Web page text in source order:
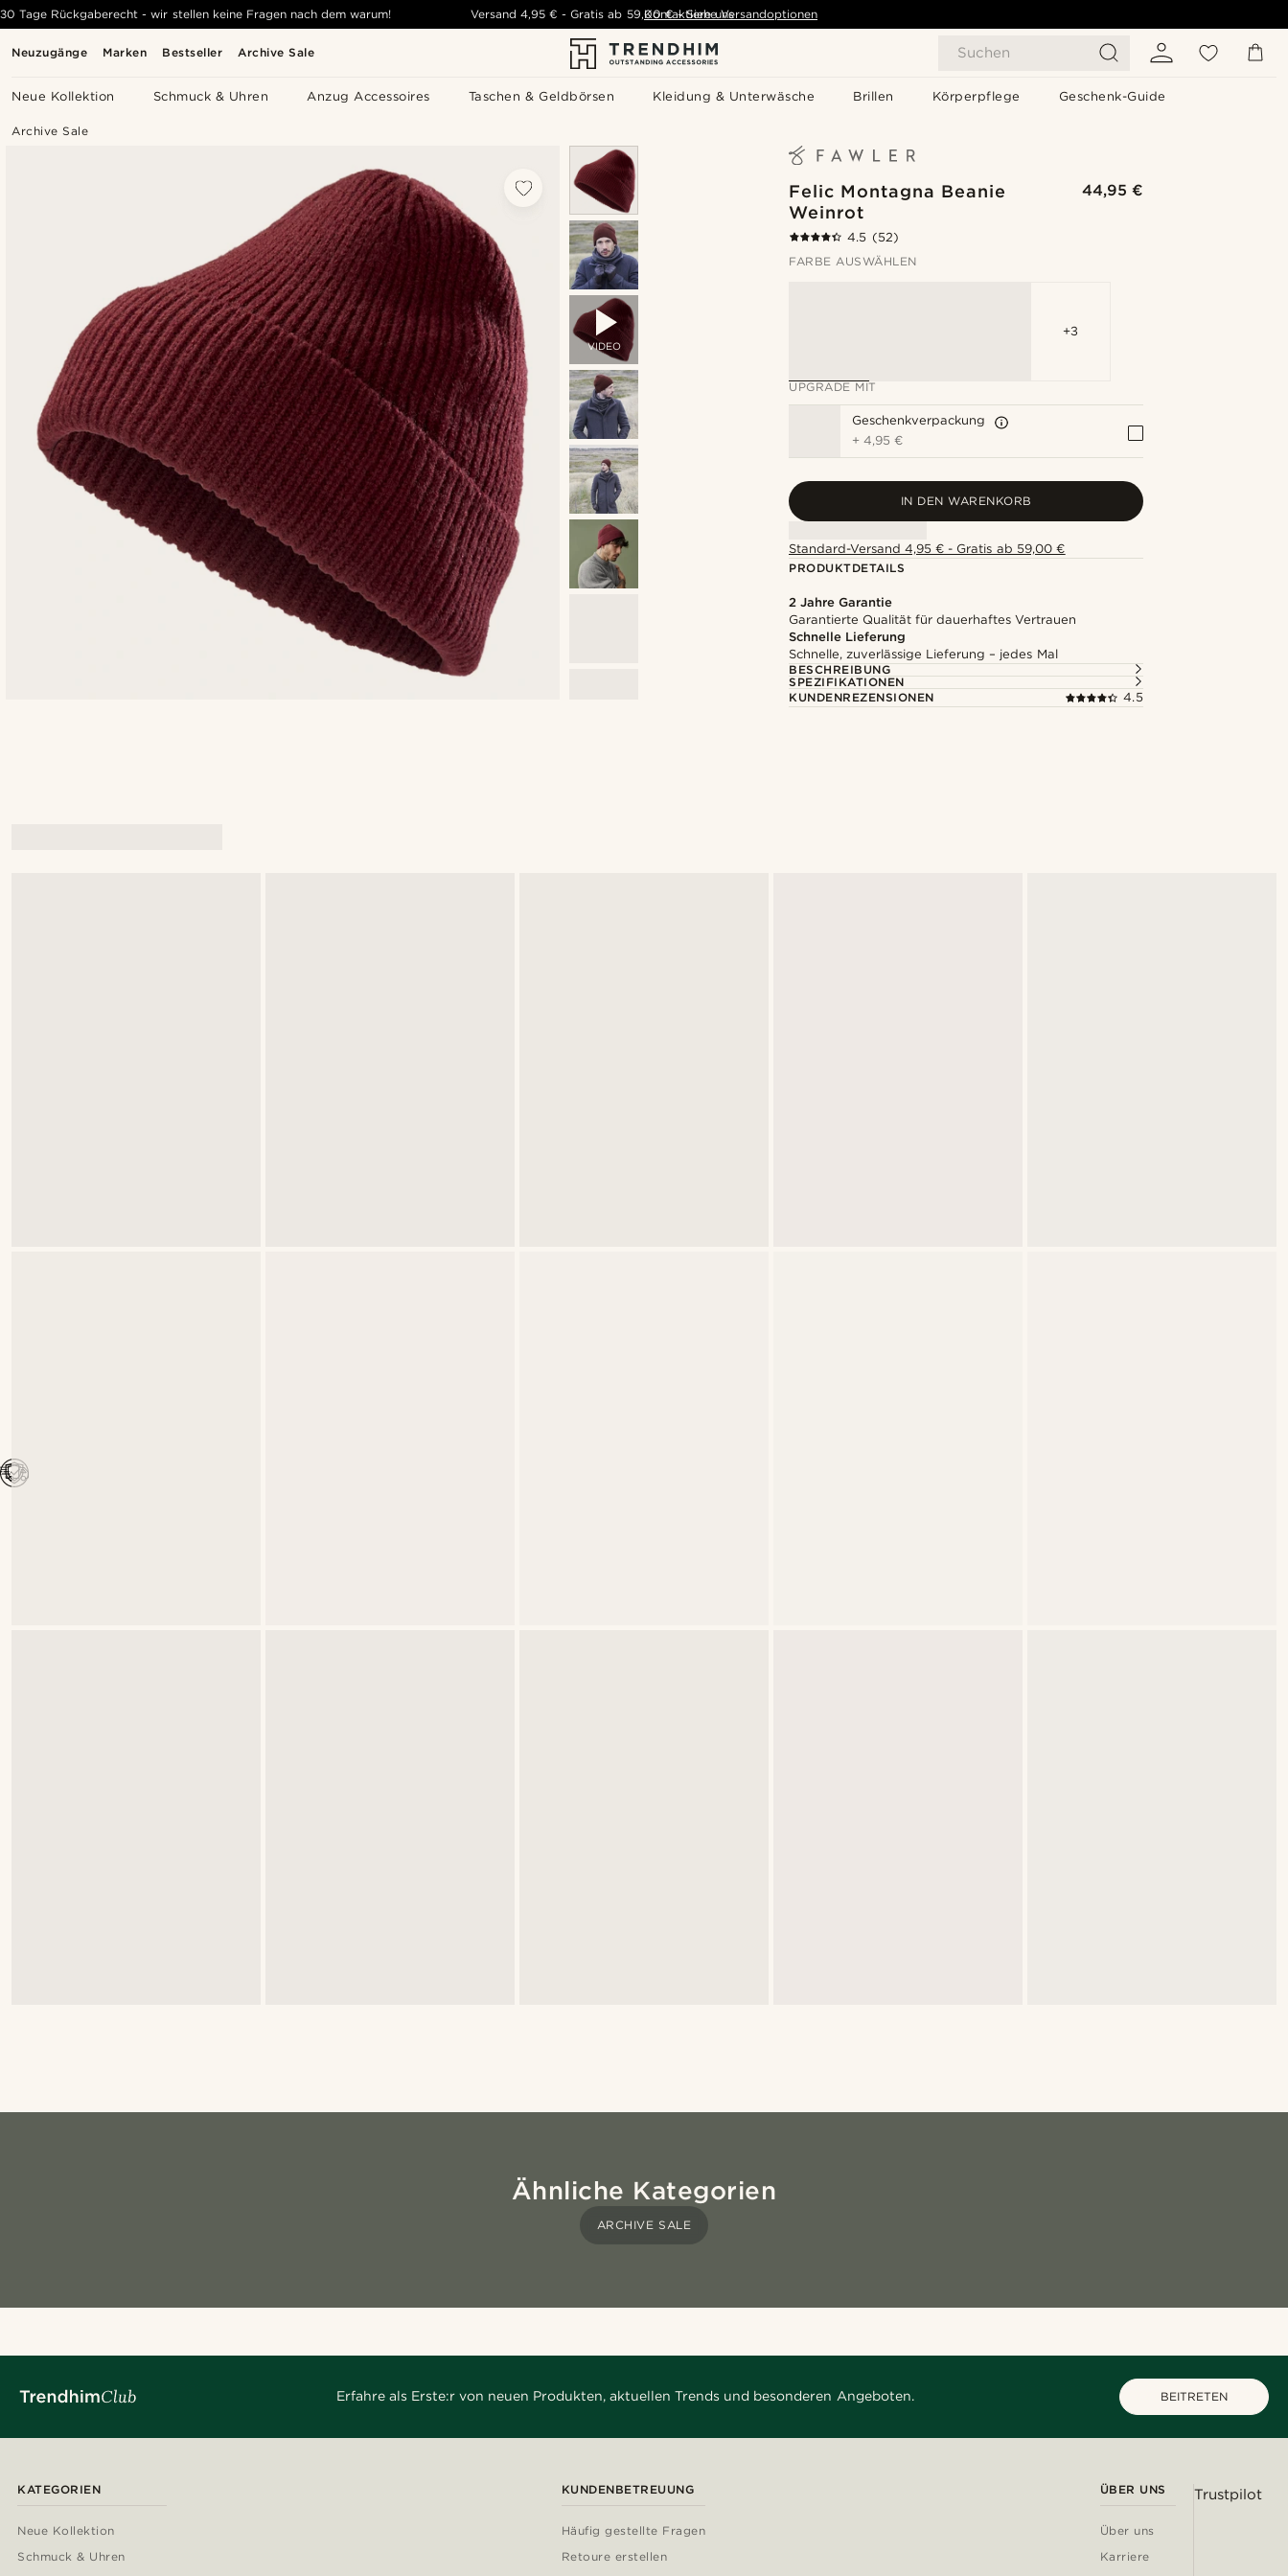
Neuzugänge Marken Bestseller Archive Sale Suchen
Neue Kollektion Schmuck & Uhren Anzug Accessoires Taschen & Geldbörsen Kleidung & Unterwäsche Brillen Körperpflege Geschenk-Guide
30 Tage Rückgaberecht - wir stellen keine Fragen nach dem warum! Versand 4,95 € -Gratis ab 59,00 € - Siehe Versandoptionen
Kontaktiere uns
Archive Sale
VIDEO
Felic Montagna Beanie
Weinrot
44,95 €
4.5 (52)
FARBE AUSWÄHLEN
+3
UPGRADE MIT
Geschenkverpackung
+4,95 €
IN DEN WARENKORB
Standard-Versand 4,95 € - Gratis ab 59,00 €
PRODUKTDETAILS
2 Jahre Garantie
Garantierte Qualität für dauerhaftes Vertrauen
Schnelle Lieferung
Schnelle, zuverlässige Lieferung – jedes Mal
BESCHREIBUNG
SPEZIFIKATIONEN
KUNDENREZENSIONEN
4.5
Ähnliche Kategorien
ARCHIVE SALE
Erfahre als Erste:r von neuen Produkten, aktuellen Trends und besonderen Angeboten. BEITRETEN
KATEGORIEN
Neue Kollektion
Schmuck & Uhren
KUNDENBETREUUNG
Häufig gestellte Fragen
Retoure erstellen
ÜBER UNS
Über uns
Karriere
Trustpilot